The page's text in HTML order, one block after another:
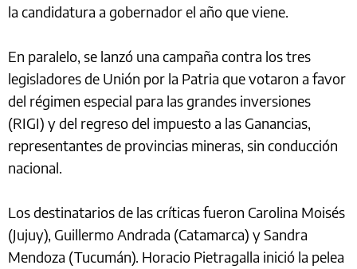
la candidatura a gobernador el año que viene.
En paralelo, se lanzó una campaña contra los tres
legisladores de Unión por la Patria que votaron a favor
del régimen especial para las grandes inversiones
(RIGI) y del regreso del impuesto a las Ganancias,
representantes de provincias mineras, sin conducción
nacional.
Los destinatarios de las críticas fueron Carolina Moisés
(Jujuy), Guillermo Andrada (Catamarca) y Sandra
Mendoza (Tucumán). Horacio Pietragalla inició la pelea